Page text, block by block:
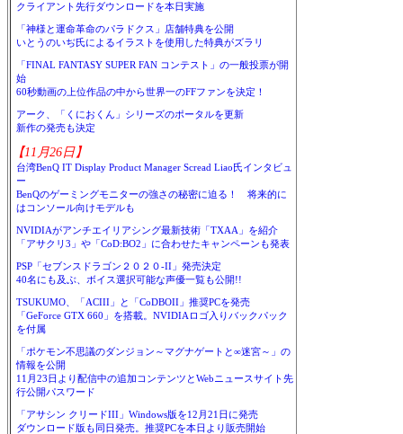
クライアント先行ダウンロードを本日実施
「神様と運命革命のパラドクス」店舗特典を公開
いとうのいぢ氏によるイラストを使用した特典がズラリ
「FINAL FANTASY SUPER FAN コンテスト」の一般投票が開
始
60秒動画の上位作品の中から世界一のFFファンを決定！
アーク、「くにおくん」シリーズのポータルを更新
新作の発売も決定
【11月26日】
台湾BenQ IT Display Product Manager Scread Liao氏インタビュ
ー
BenQのゲーミングモニターの強さの秘密に迫る！ 将来的に
はコンソール向けモデルも
NVIDIAがアンチエイリアシング最新技術「TXAA」を紹介
「アサクリ3」や「CoD:BO2」に合わせたキャンペーンも発表
PSP「セブンスドラゴン２０２０-II」発売決定
40名にも及ぶ、ボイス選択可能な声優一覧も公開!!
TSUKUMO、「ACIII」と「CoDBOII」推奨PCを発売
「GeForce GTX 660」を搭載。NVIDIAロゴ入りバックパック
を付属
「ポケモン不思議のダンジョン～マグナゲートと∞迷宮～」の
情報を公開
11月23日より配信中の追加コンテンツとWebニュースサイト先
行公開パスワード
「アサシン クリードIII」Windows版を12月21日に発売
ダウンロード版も同日発売。推奨PCを本日より販売開始